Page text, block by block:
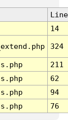
Line
14
324
211
62
94
76